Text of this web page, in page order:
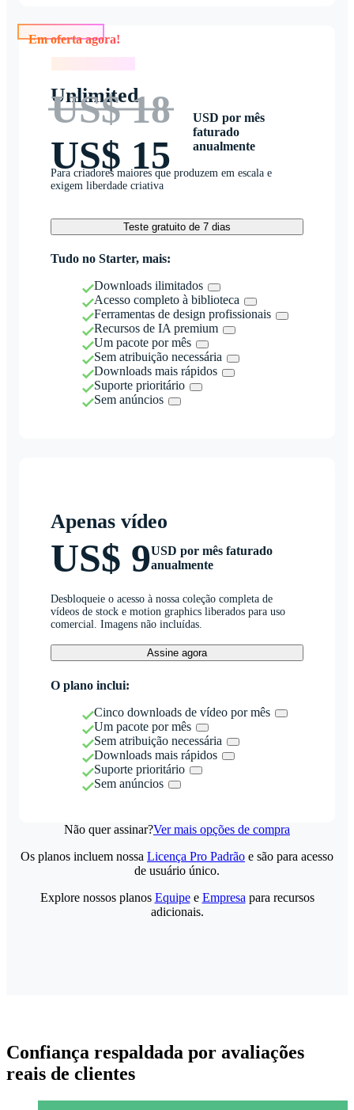
Unlimited
US$ 18
US$ 15
USD por mês
faturado
anualmente
Para criadores maiores que produzem em escala e
exigem liberdade criativa
Teste gratuito de 7 dias
Tudo no Starter, mais:
Downloads ilimitados
Acesso completo à biblioteca
Ferramentas de design profissionais
Recursos de IA premium
Um pacote por mês
Sem atribuição necessária
Downloads mais rápidos
Suporte prioritário
Sem anúncios
Apenas vídeo
US$ 9USD por mês faturado
anualmente
Desbloqueie o acesso à nossa coleção completa de
vídeos de stock e motion graphics liberados para uso
comercial. Imagens não incluídas.
Assine agora
O plano inclui:
Cinco downloads de vídeo por mês
Um pacote por mês
Sem atribuição necessária
Downloads mais rápidos
Suporte prioritário
Sem anúncios
Não quer assinar?Ver mais opções de compra
Os planos incluem nossa Licença Pro Padrão e são para acesso
de usuário único.
Explore nossos planos Equipee Empresa para recursos
adicionais.
Confiança respaldada por avaliações
reais de clientes